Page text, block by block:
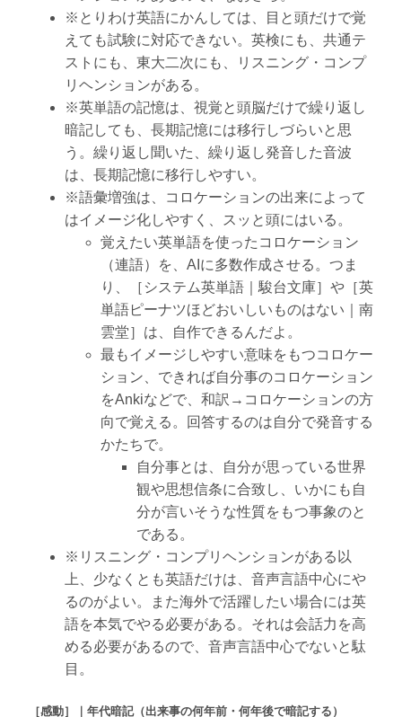
※とりわけ英語にかんしては、目と頭だけで覚
えても試験に対応できない。英検にも、共通テ
ストにも、東大二次にも、リスニング・コンプ
リヘンションがある。
※英単語の記憶は、視覚と頭脳だけで繰り返し
暗記しても、長期記憶には移行しづらいと思
う。繰り返し聞いた、繰り返し発音した音波
は、長期記憶に移行しやすい。
※語彙増強は、コロケーションの出来によって
はイメージ化しやすく、スッと頭にはいる。
覚えたい英単語を使ったコロケーション
（連語）を、AIに多数作成させる。つま
り、［システム英単語｜駿台文庫］や［英
単語ピーナツほどおいしいものはない｜南
雲堂］は、自作できるんだよ。
最もイメージしやすい意味をもつコロケー
ション、できれば自分事のコロケーション
をAnkiなどで、和訳→コロケーションの方
向で覚える。回答するのは自分で発音する
かたちで。
自分事とは、自分が思っている世界
観や思想信条に合致し、いかにも自
分が言いそうな性質をもつ事象のと
である。
※リスニング・コンプリヘンションがある以
上、少なくとも英語だけは、音声言語中心にや
るのがよい。また海外で活躍したい場合には英
語を本気でやる必要がある。それは会話力を高
める必要があるので、音声言語中心でないと駄
目。
［感動］｜年代暗記（出来事の何年前・何年後で暗記する）